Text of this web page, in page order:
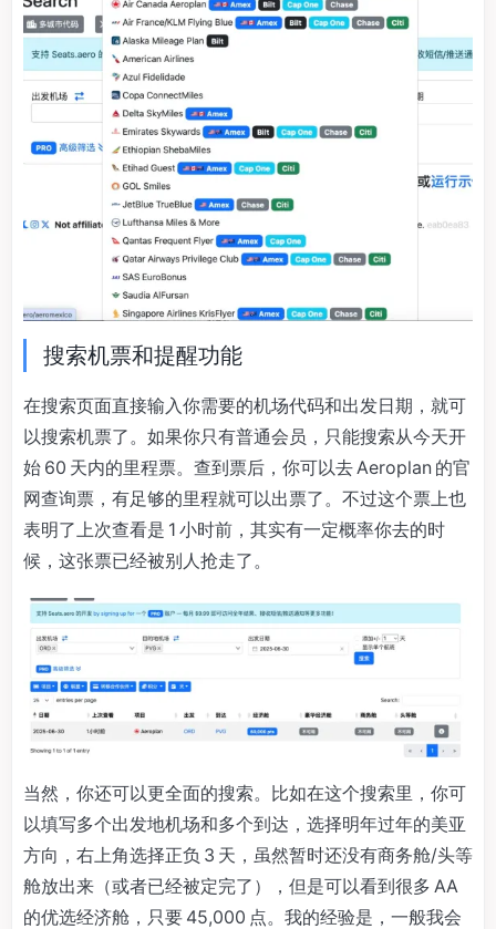
搜索机票和提醒功能
在搜索页面直接输入你需要的机场代码和出发日期，就可
以搜索机票了。如果你只有普通会员，只能搜索从今天开
始 60 天内的里程票。查到票后，你可以去 Aeroplan 的官
网查询票，有足够的里程就可以出票了。不过这个票上也
表明了上次查看是 1 小时前，其实有一定概率你去的时
候，这张票已经被别人抢走了。
当然，你还可以更全面的搜索。比如在这个搜索里，你可
以填写多个出发地机场和多个到达，选择明年过年的美亚
方向，右上角选择正负 3 天，虽然暂时还没有商务舱/头等
舱放出来（或者已经被定完了），但是可以看到很多 AA
的优选经济舱，只要 45,000 点。我的经验是，一般我会